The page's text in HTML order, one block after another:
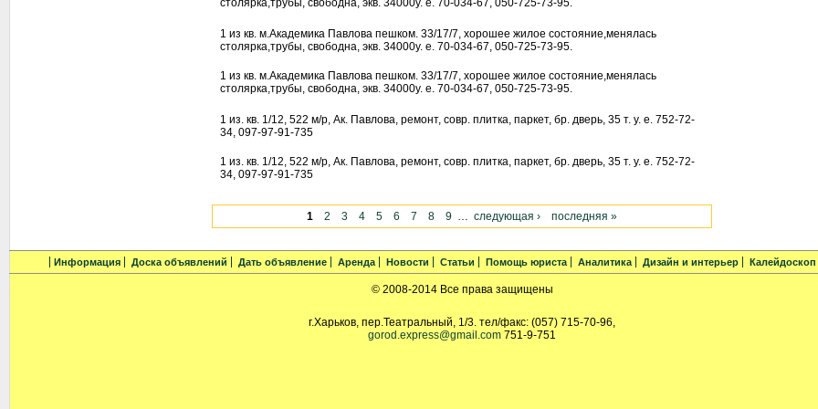
столярка,трубы, свободна, экв. 34000у. е. 70-034-67, 050-725-73-95.
1 из кв. м.Академика Павлова пешком. 33/17/7, хорошее жилое состояние,менялась
столярка,трубы, свободна, экв. 34000у. е. 70-034-67, 050-725-73-95.
1 из кв. м.Академика Павлова пешком. 33/17/7, хорошее жилое состояние,менялась
столярка,трубы, свободна, экв. 34000у. е. 70-034-67, 050-725-73-95.
1 из. кв. 1/12, 522 м/р, Ак. Павлова, ремонт, совр. плитка, паркет, бр. дверь, 35 т. у. е. 752-72-
34, 097-97-91-735
1 из. кв. 1/12, 522 м/р, Ак. Павлова, ремонт, совр. плитка, паркет, бр. дверь, 35 т. у. е. 752-72-
34, 097-97-91-735
1 2 3 4 5 6 7 8 9 … следующая › последняя »
Информация Доска объявлений Дать объявление Аренда Новости Статьи Помощь юриста Аналитика Дизайн и интерьер Калейдоскоп
© 2008-2014 Все права защищены
г.Харьков, пер.Театральный, 1/3. тел/факс: (057) 715-70-96,
gorod.express@gmail.com 751-9-751